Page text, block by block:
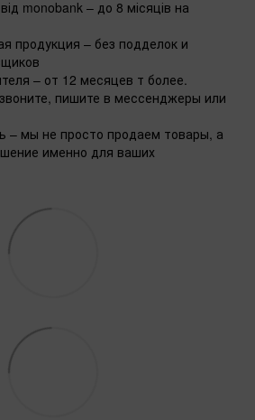
monobank – до 8 місяців на
продукция – без подделок и
– от 12 месяцев т более.
пишите в мессенджеры или
– мы не просто продаем товары, а
именно для ваших